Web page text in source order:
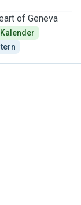
of Geneva